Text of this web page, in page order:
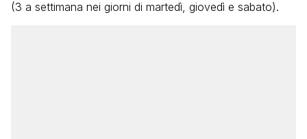
(3 a settimana nei giorni di martedì, giovedì e sabato).